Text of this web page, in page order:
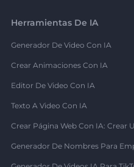
Herramientas De IA
Generador De Video Con IA
Crear Animaciones Con IA
Editor De Video Con IA
Texto A Video Con IA
Crear Página Web Con IA: Crear
Generador De Nombres Para